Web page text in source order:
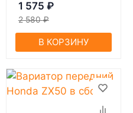
1 575 ₽
2 580 ₽
В КОРЗИНУ